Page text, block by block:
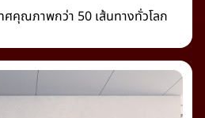
ศคุณภาพกว่า 50 เส้นทางทั่วโลก